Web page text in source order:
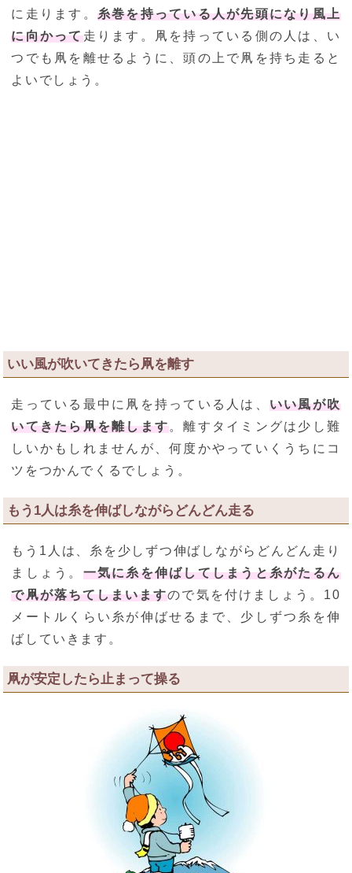
に走ります。 糸巻を持っている人が先頭になり風上
に向かって走ります。凧を持っている側の人は、い
つでも凧を離せるように、頭の上で凧を持ち走ると
よいでしょう。
いい風が吹いてきたら凧を離す
走っている最中に凧を持っている人は、 いい風が吹
いてきたら凧を離します。離すタイミングは少し難
しいかもしれませんが、何度かやっていくうちにコ
ツをつかんでくるでしょう。
もう1人は糸を伸ばしながらどんどん走る
もう1人は、糸を少しずつ伸ばしながらどんどん走り
ましょう。 一気に糸を伸ばしてしまうと糸がたるん
で凧が落ちてしまいますので気を付けましょう。10
メートルくらい糸が伸ばせるまで、少しずつ糸を伸
ばしていきます。
凧が安定したら止まって操る